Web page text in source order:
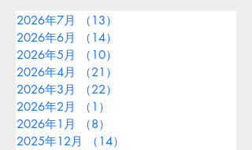
2026年7月 （13）
2026年6月
（14）
2026年5月
（10）
2026年4月
（21）
2026年3月
（22）
2026年2月
（1）
2026年1月
（8）
2025年12月
（14）